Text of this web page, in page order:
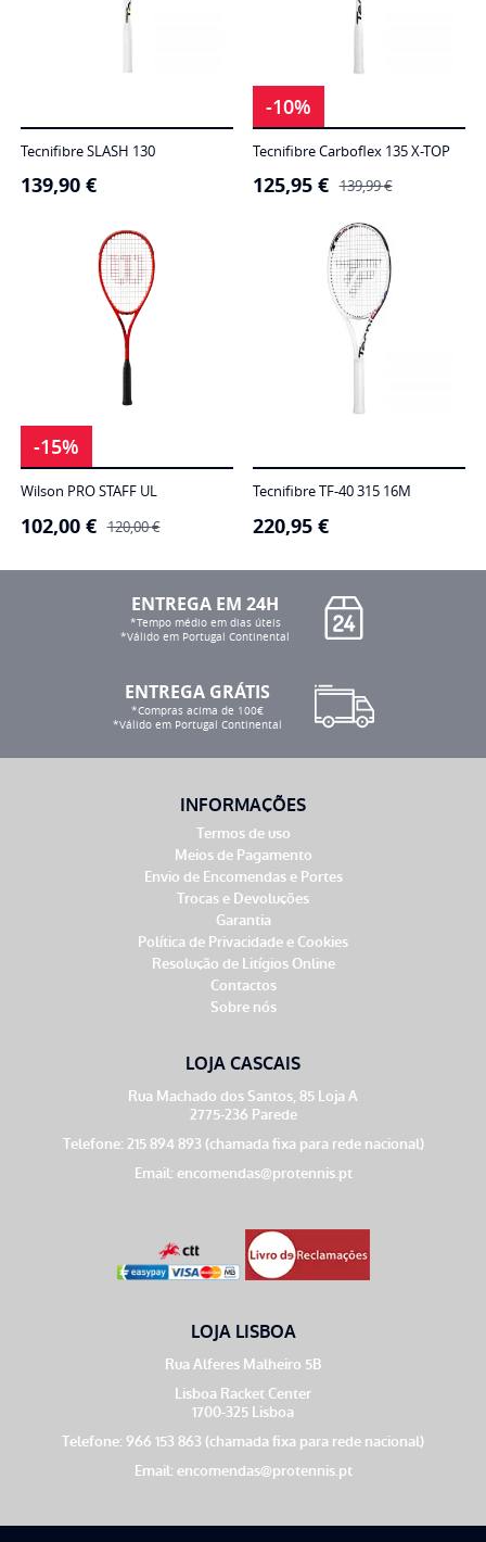
Tecnifibre SLASH 130
139,90 €
-10%
Tecnifibre Carboflex 135 X-TOP
139,99€
O
preço
125,95 €
O
preço
-15%
Wilson PRO STAFF UL
120,00€
O
preço
era:
102,00 €
O
preço
é:
Tecnifibre TF-40 315 16M
220,95 €
ENTREGA EM 24H
*Tempo médio em dias úteis
*Válido em Portugal Continental
ENTREGA GRÁTIS
*Compras acima de 100€
*Válido em Portugal Continental
INFORMAÇÕES
Termos de uso
Meios de Pagamento
Envio de Encomendas e Portes
Trocas e Devoluções
Garantia
Política de Privacidade e Cookies
Resolução de Litígios Online
Contactos
Sobre nós
LOJA CASCAIS
Rua Machado dos Santos, 85 Loja A
2775-236 Parede
Telefone: 215 894 893 (chamada fixa para rede nacional)
Email: encomendas@protennis.pt
LOJA LISBOA
Rua Alferes Malheiro 5B
Lisboa Racket Center
1700-325 Lisboa
Telefone: 966 153 863 (chamada fixa para rede nacional)
Email: encomendas@protennis.pt